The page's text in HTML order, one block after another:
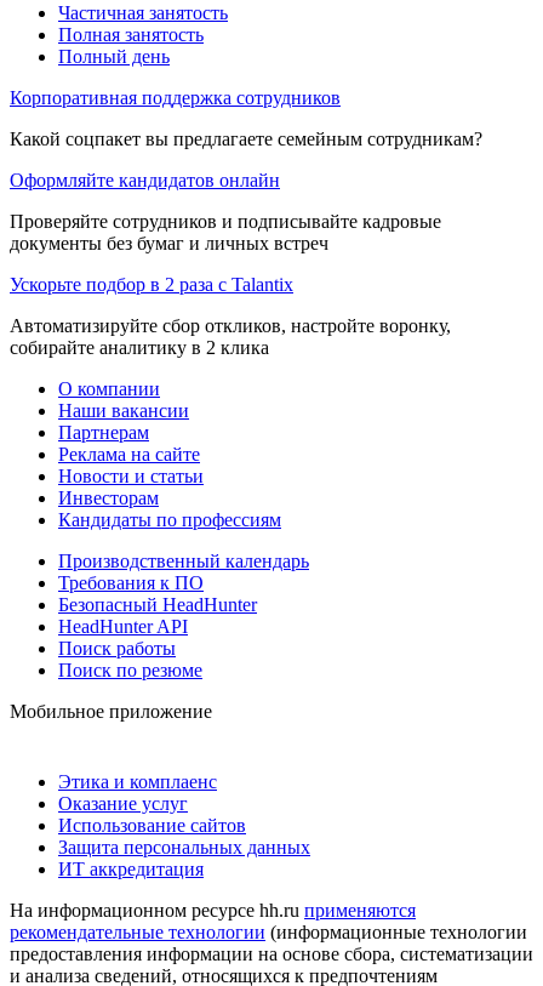
Частичная занятость
Полная занятость
Полный день
Корпоративная поддержка сотрудников
Какой соцпакет вы предлагаете семейным сотрудникам?
Оформляйте кандидатов онлайн
Проверяйте сотрудников и подписывайте кадровые
документы без бумаг и личных встреч
Ускорьте подбор в 2 раза с Talantix
Автоматизируйте сбор откликов, настройте воронку,
собирайте аналитику в 2 клика
О компании
Наши вакансии
Партнерам
Реклама на сайте
Новости и статьи
Инвесторам
Кандидаты по профессиям
Производственный календарь
Требования к ПО
Безопасный HeadHunter
HeadHunter API
Поиск работы
Поиск по резюме
Мобильное приложение
Этика и комплаенс
Оказание услуг
Использование сайтов
Защита персональных данных
ИТ аккредитация
На информационном ресурсе hh.ru применяются
рекомендательные технологии (информационные технологии
предоставления информации на основе сбора, систематизации
и анализа сведений, относящихся к предпочтениям